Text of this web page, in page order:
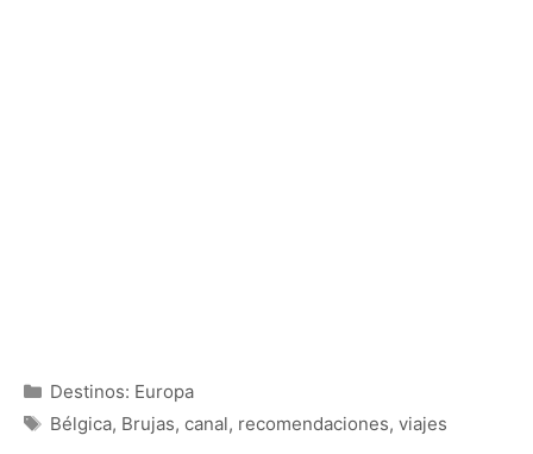
Categorías
Destinos: Europa
Etiquetas
Bélgica, Brujas, canal, recomendaciones, viajes